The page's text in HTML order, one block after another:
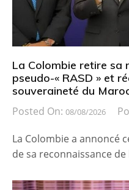
La Colombie retire sa
pseudo-« RASD » et
souveraineté du
Posted On: 08/08/2026
La Colombie a annoncé
de sa reconnaissance de